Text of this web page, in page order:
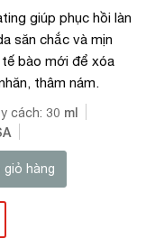
giúp phục hồi làn
săn chắc và mịn
bào mới để xóa
thâm nám.
cách: 30 ml
giỏ hàng